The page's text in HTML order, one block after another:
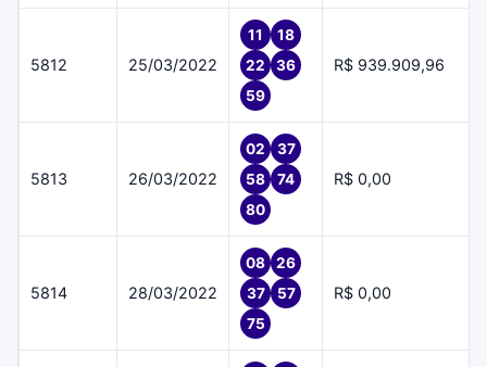
5812 25/03/2022
11
18
22
36
59
R$ 939.909,96
5813 26/03/2022
02
37
58
74
80
R$ 0,00
5814 28/03/2022
08
26
37
57
75
R$ 0,00